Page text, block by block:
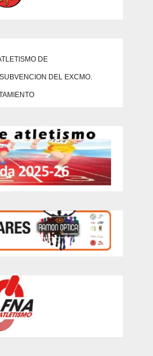
DE
DEL EXCMO.